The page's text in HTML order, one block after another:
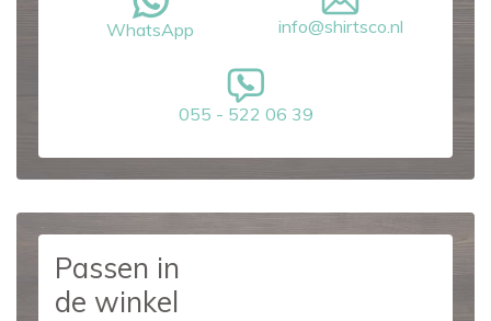
WhatsApp info@shirtsco.nl
055 - 522 06 39
Passen in
de winkel